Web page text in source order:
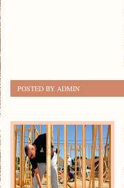
POSTED BY ADMIN